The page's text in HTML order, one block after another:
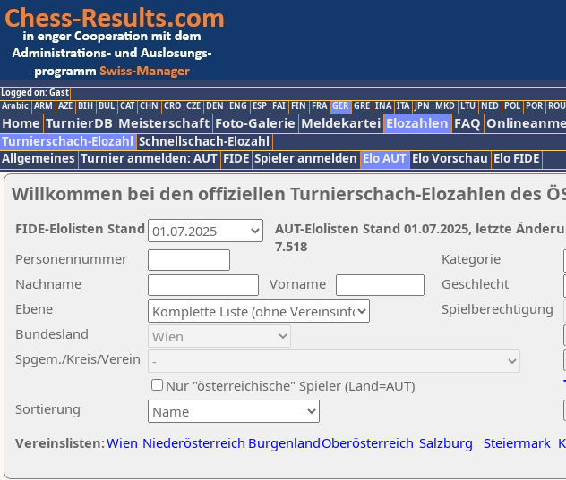
Logged on: Gast
Arabic ARM AZE BIH BUL CAT CHN CRO CZE DEN ENG ESP FAI FIN FRA GER GRE INA ITA JPN MKD LTU NED POL POR ROU
Home TurnierDB Meisterschaft Foto-Galerie Meldekartei Elozahlen FAQ
Turnierschach-Elozahl Schnellschach-Elozahl
Allgemeines Turnier anmelden: AUT FIDE Spieler anmelden Elo AUT Elo Vorschau Elo FIDE
Willkommen bei den offiziellen Turnierschach-Elozahlen des
Nachname
Vorname
Ebene
Kategorie
Sortierung
Personennummer
Bundesland
Spgem./Kreis/Verein
Geschlecht
Nur "österreichische" Spieler (Land=AUT)
Spielberechtigung
Vereinslisten:Wien Niederösterreich BurgenlandOberösterreich Salzburg Steiermark
AUT-Elolisten Stand 01.07.2025, letzte
7.518
FIDE-Elolisten Stand